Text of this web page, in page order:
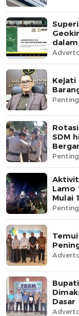
dalam
Kejati
SDM
Lamo
Mulai
Dasar